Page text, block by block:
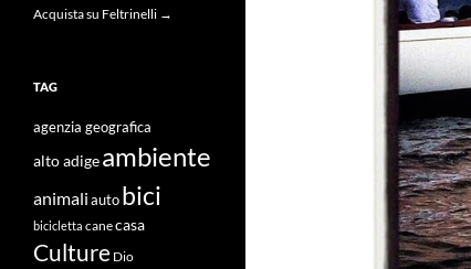
Acquista su Feltrinelli →
TAG
agenzia geografica
alto adigeambiente
animali auto bici
bicicletta canecasa
Culture Dio